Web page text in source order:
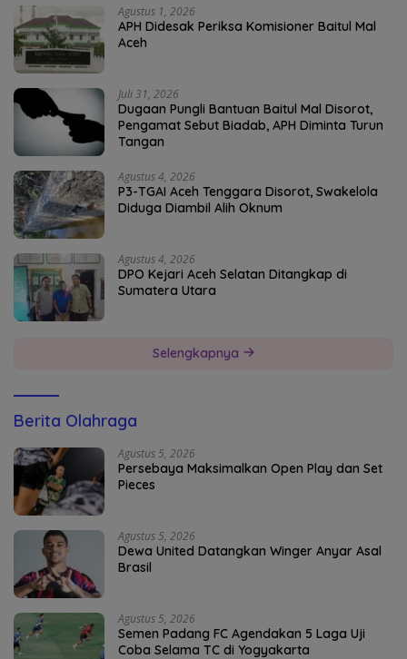
Agustus 1, 2026
APH Didesak Periksa Komisioner Baitul Mal
Aceh
Juli 31, 2026
Dugaan Pungli Bantuan Baitul Mal Disorot,
Pengamat Sebut Biadab, APH Diminta Turun
Tangan
Agustus 4, 2026
P3-TGAI Aceh Tenggara Disorot, Swakelola
Diduga Diambil Alih Oknum
Agustus 4, 2026
DPO Kejari Aceh Selatan Ditangkap di
Sumatera Utara
Selengkapnya
Berita Olahraga
Agustus 5, 2026
Persebaya Maksimalkan Open Play dan Set
Pieces
Agustus 5, 2026
Dewa United Datangkan Winger Anyar Asal
Brasil
Agustus 5, 2026
Semen Padang FC Agendakan 5 Laga Uji
Coba Selama TC di Yogyakarta